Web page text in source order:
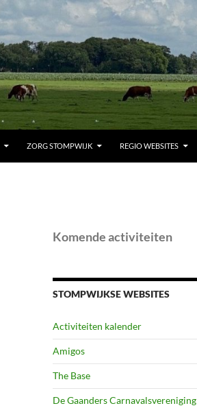
ZORG STOMPWIJK REGIO WEBSITES
Komende activiteiten
STOMPWIJKSE WEBSITES
Activiteiten kalender
Amigos
The Base
De Gaanders Carnavalsvereniging